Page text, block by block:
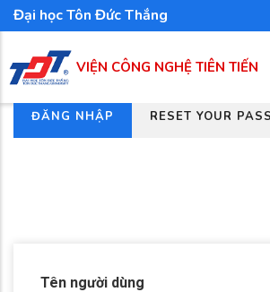
Nhảy
đến
nội
dung
Đại học Tôn Đức Thắng
VIỆN CÔNG NGHỆ TIÊN TIẾN
Tab
chính
ĐĂNG NHẬP RESET YOUR
Tên người dùng